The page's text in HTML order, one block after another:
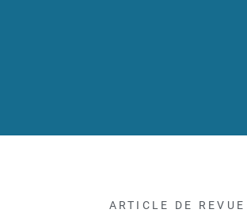
ARTICLE DE REVUE